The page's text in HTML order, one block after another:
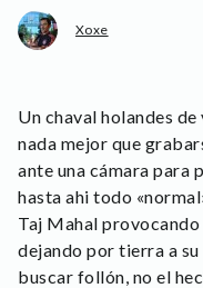
Xoxe
Un chaval holandes
nada mejor que
ante una cámara para
hasta ahi todo
Taj Mahal
dejando por tierra a
buscar follón, no el